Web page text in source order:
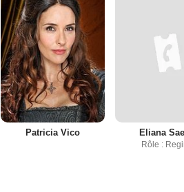
Patricia Vico Eliana
Rôle :